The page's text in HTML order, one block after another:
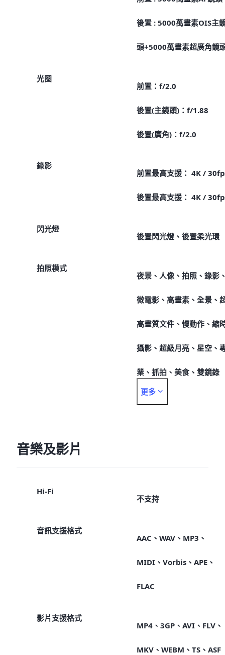
後置 : 5000萬畫素OIS主
頭+5000萬畫素超廣角鏡
光圈
前置：f/2.0
後置(主鏡頭)：f/1.88
後置(廣角)：f/2.0
錄影
前置最高支援： 4K /
後置最高支援： 4K /
閃光燈
後置閃光燈、後置柔光環
拍照模式
夜景、人像、拍照、錄影
微電影、高畫素、全景、
高畫質文件、慢動作、縮
攝影、超級月亮、星空、
業、抓拍、美食、雙鏡錄
影、動態照片
更多
音樂及影片
Hi-Fi
不支持
音訊支援格式
AAC、WAV、MP3、
MIDI、Vorbis、APE、
FLAC
影片支援格式
MP4、3GP、AVI、FLV、
MKV、WEBM、TS、ASF